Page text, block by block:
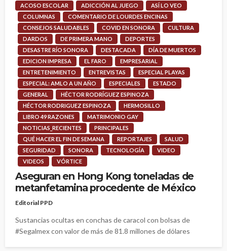
ACOSO ESCOLAR ADICCIÓN AL JUEGO
ASÍ LO VEO
COLUMNAS
COMENTARIO DE LOURDES ENCINAS
CONSEJOS SALUDABLES
COVID EN SONORA
CULTURA
DARDOS
DE PRIMERA MANO
DEPORTES
DESASTRE RÍO SONORA
DESTACADA
DÍA DE MUERTOS
EDICION IMPRESA
EL FARO
EMPRESARIAL
ENTRETENIMIENTO
ENTREVISTAS
ESPECIAL PLAYAS
ESPECIAL: AMLO A UN AÑO
ESPECIALES
ESTADO
GENERAL
HÉCTOR RODRÍGUEZ ESPINOZA
HÉCTOR RODRIGUEZ ESPINOZA
HERMOSILLO
LIBRO 49 RAZONES
MATRIMONIO GAY
NOTICIAS_RECIENTES
PRINCIPALES
QUÉ HACER EL FIN DE SEMANA
REPORTAJES
SALUD
SEGURIDAD
SONORA TECNOLOGÍA
VIDEO
VIDEOS
VÓRTICE
Aseguran en Hong Kong toneladas de
metanfetamina procedente de México
Editorial PPD
Sustancias ocultas en conchas de caracol con bolsas de
#Segalmex con valor de más de 81.8 millones de dólares